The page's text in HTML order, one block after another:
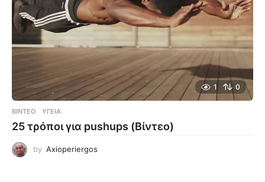
1 0
ΒΊΝΤΕΟ ΥΓΕΊΑ
25 τρόποι για pushups (Βίντεο)
by Axioperiergos